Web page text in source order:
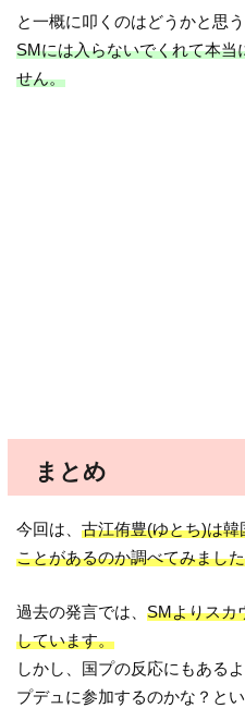
と一概に叩くのはどうかと思
SMには入らないでくれて本
せん。
まとめ
今回は、古江侑豊(ゆとち)は
ことがあるのか調べてみまし
過去の発言では、SMよりスカ
しています。
しかし、国プの反応にもある
プデュに参加するのかな？と